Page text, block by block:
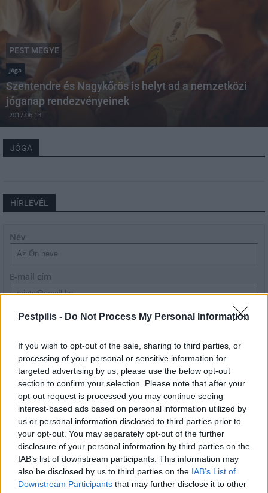
Pestpilis - Do Not Process My Personal Information
If you wish to opt-out of the sale, sharing to third parties, or
processing of your personal or sensitive information for
targeted advertising by us, please use the below opt-out
section to confirm your selection. Please note that after your
opt-out request is processed you may continue seeing
interest-based ads based on personal information utilized by
us or personal information disclosed to third parties prior to
your opt-out. You may separately opt-out of the further
disclosure of your personal information by third parties on the
IAB’s list of downstream participants. This information may
also be disclosed by us to third parties on the IAB’s List of
Downstream Participants that may further disclose it to other
PEST MEGYE
jóga
Szentendre és Nagykőrös is helyt ad a nemzetközi
jóganap rendezvényeinek
2017.06.13
JÓGA
HÍRLEVÉL
Név
E-mail cím
Feliratkozom a hírlevélre és elfogadom azadatvédelmi
FELIRATKOZÁS
LEGFRISSEBB
Helyi
Amire többmillióan vártunk: szombattól
másodfokúra csökken a riasztás